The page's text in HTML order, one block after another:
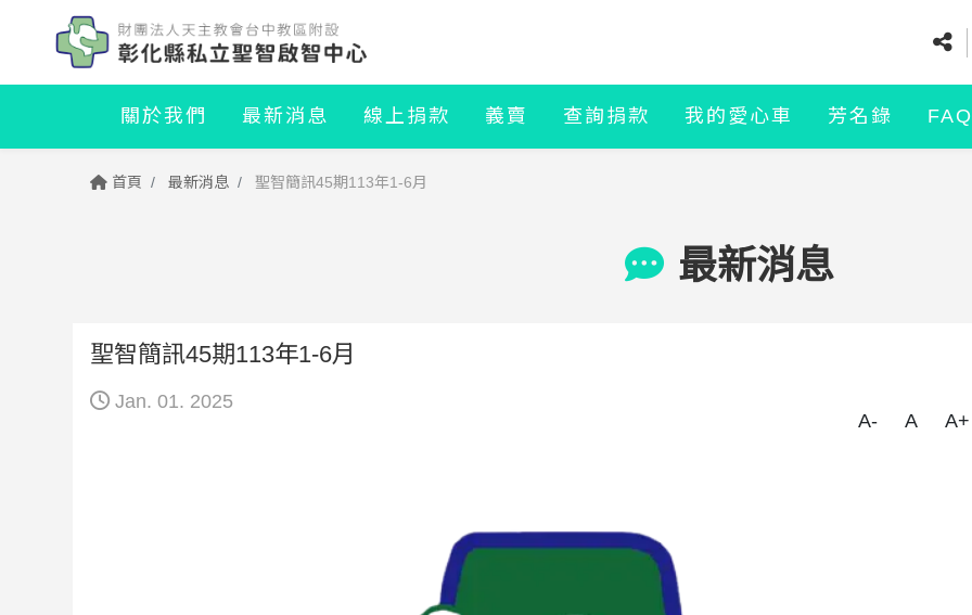
關於我們 最新消息 線上捐款 義賣 查詢捐款 我的愛心車 芳名錄 FAQ
首頁 最新消息 聖智簡訊45期113年1-6月
最新消息
聖智簡訊45期113年1-6月
Jan. 01. 2025
A-
A A+